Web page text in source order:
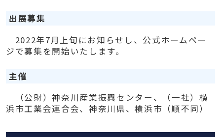
出展募集
2022年7月上旬にお知らせし、公式ホームペー
ジで募集を開始いたします。
主催
（公財）神奈川産業振興センター、（一社）横
浜市工業会連合会、神奈川県、横浜市（順不同）